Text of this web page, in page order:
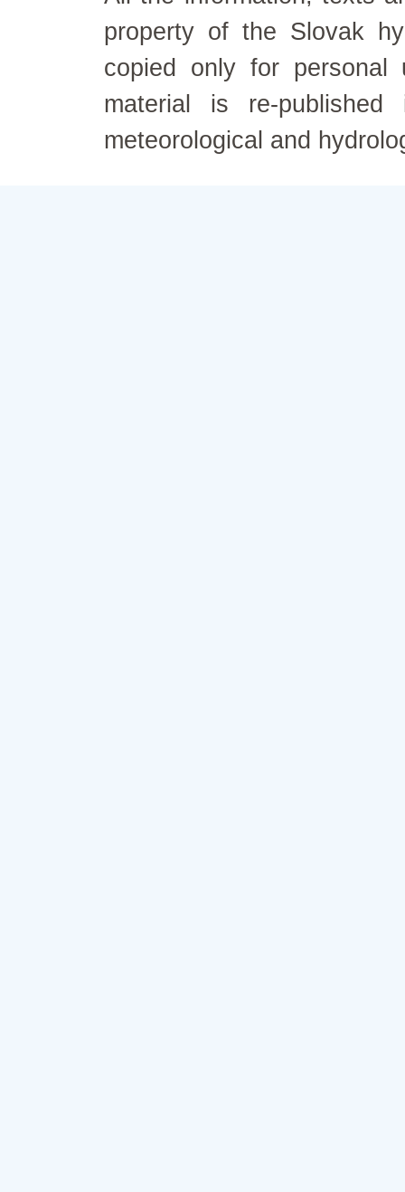
property of the Slovak
copied only for personal
material is re-
meteorological and